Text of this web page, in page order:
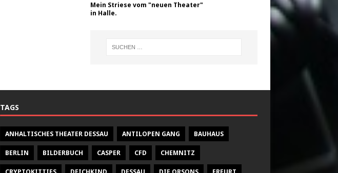
Mein Striese vom "neuen Theater"
in Halle.
TAGS
ANHALTISCHES THEATER DESSAU ANTILOPEN GANG BAUHAUS
BERLIN BILDERBUCH CASPER CFD CHEMNITZ